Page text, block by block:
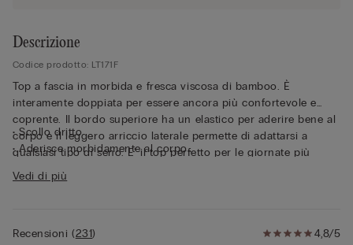
Descrizione
Codice prodotto: LT171F
Top a fascia in morbida e fresca viscosa di bamboo. È
interamente doppiata per essere ancora più confortevole e
coprente. Il bordo superiore ha un elastico per aderire bene al
corpo e il leggero arriccio laterale permette di adattarsi a
qualsiasi tipo di seno. E' il top perfetto per le giornate più
calde e per i look delle serate estive.
• Scollo dritto
• Aderisce morbidamente al corpo
Vedi di più
4,8/5
Recensioni(231)